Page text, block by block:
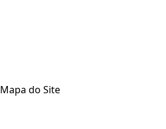
Mapa do Site